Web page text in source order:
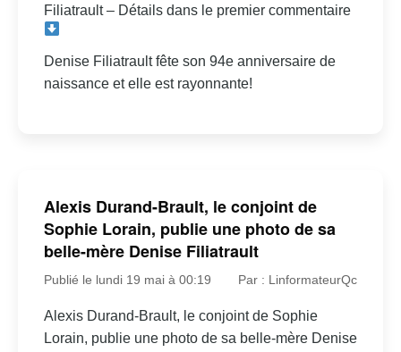
Filiatrault – Détails dans le premier commentaire
Denise Filiatrault fête son 94e anniversaire de
naissance et elle est rayonnante!
Alexis Durand-Brault, le conjoint de
Sophie Lorain, publie une photo de sa
belle-mère Denise Filiatrault
Publié le lundi 19 mai à 00:19 Par : LinformateurQc
Alexis Durand-Brault, le conjoint de Sophie
Lorain, publie une photo de sa belle-mère Denise